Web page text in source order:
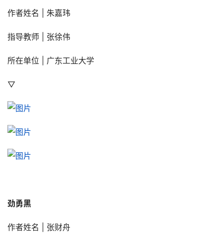
作者姓名 | 朱嘉玮
指导教师 | 张徐伟
所在单位 | 广东工业大学
▽
劲勇黑
作者姓名 | 张财舟